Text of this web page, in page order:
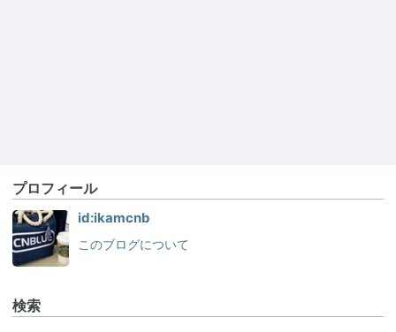
プロフィール
id:ikamcnb
このブログについて
検索